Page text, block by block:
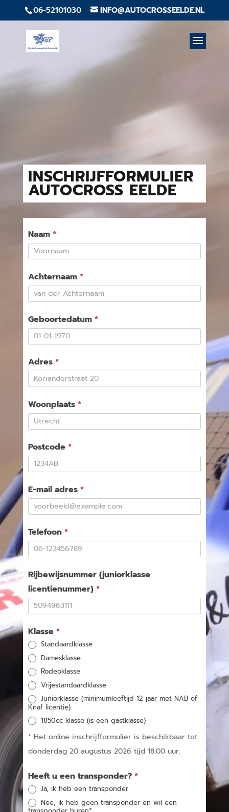
06-52101030 INFO@AUTOCROSSEELDE.NL
INSCHRIJFFORMULIER
AUTOCROSS EELDE
Inschrijfformulier
(Pronamic
Pay)
Naam *
Achternaam *
Geboortedatum *
Adres *
Woonplaats *
Postcode *
E-mail adres *
Telefoon *
Rijbewijsnummer (juniorklasse
licentienummer) *
Klasse *
Standaardklasse
Damesklasse
Rodeoklasse
Vrijestandaardklasse
Juniorklasse (minimumleeftijd 12 jaar met NAB of
Knaf licentie)
1850cc klasse (is een gastklasse)
* Het online inschrijfformulier is beschikbaar tot
donderdag 20 augustus 2026 tijd 18:00 uur.
Heeft u een transponder? *
Ja, ik heb een transponder
Nee, ik heb geen transponder en wil een